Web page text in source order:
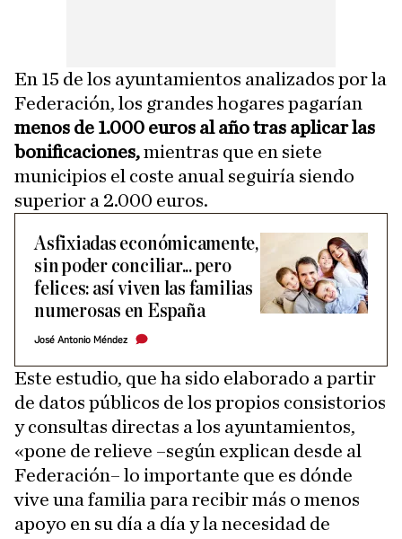
En 15 de los ayuntamientos analizados por la
Federación, los grandes hogares pagarían
menos de 1.000 euros al año tras aplicar las
bonificaciones,mientras que en siete
municipios el coste anual seguiría siendo
superior a 2.000 euros.
Asfixiadas económicamente,
sin poder conciliar... pero
felices: así viven las familias
numerosas en España
José Antonio Méndez
Este estudio, que ha sido elaborado a partir
de datos públicos de los propios consistorios
y consultas directas a los ayuntamientos,
«pone de relieve –según explican desde al
Federación– lo importante que es dónde
vive una familia para recibir más o menos
apoyo en su día a día y la necesidad de